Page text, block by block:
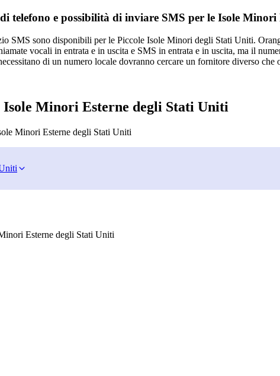
telefono e possibilità di inviare SMS per le Isole
SMS sono disponibili per le Piccole Isole Minori degli Stati Uniti.
vocali in entrata e in uscita e SMS in entrata e in uscita, ma il
di un numero locale dovranno cercare un fornitore diverso che
Minori Esterne degli Stati Uniti
Minori Esterne degli Stati Uniti
Esterne degli Stati Uniti